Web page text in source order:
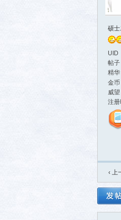
硕士
UID
帖子
精华
金币
威望
注册
‹ 上